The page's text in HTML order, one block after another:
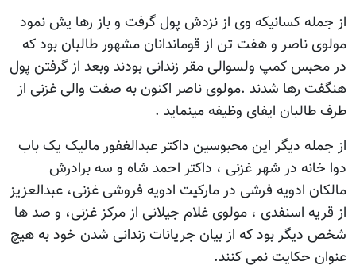
از جمله کسانیکه وی از نزدش پول گرفت و باز رها یش نمود
مولوی ناصر و هفت تن از قوماندانان مشهور طالبان بود که
در محبس کمپ ولسوالی مقر زندانی بودند وبعد از گرفتن پول
هنگفت رها شدند .مولوی ناصر اکنون به صفت والی غزنی از
طرف طالبان ایفای وظیفه مینماید .
از جمله ديگر این محبوسین داکتر عبدالغفور مالیک یک باب
دوا خانه در شهر غزنی ، داکتر احمد شاه و سه برادرش
مالکان ادویه فرشی در مارکیت ادویه فروشی غزنی، عبدالعزیز
از قریه اسنفدی ، مولوی غلام جیلانی از مرکز غزنی، و صد ها
شخص دیگر بود که از بیان جریانات زندانی شدن خود به هیچ
عنوان حکایت نمی کنند.